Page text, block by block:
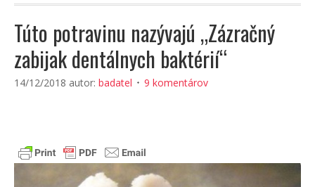
Túto potravinu nazývajú „Zázračný
zabijak dentálnych baktérií“
14/12/2018 autor: badatel 9 komentárov